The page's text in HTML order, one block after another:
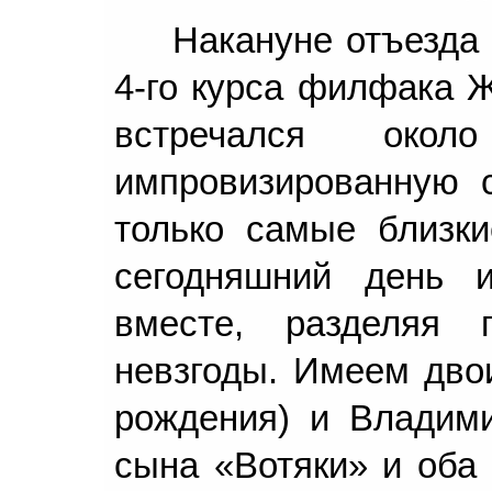
Накануне
4-го курса филфака
встречался
только самые
сегодняшний
вместе,
невзгоды. Имеем
рождения) и
сына «Вотяки» и